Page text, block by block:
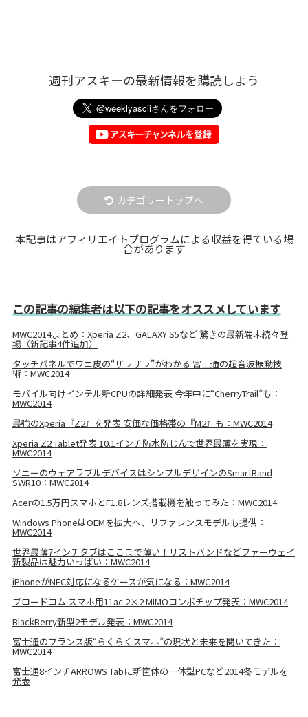
週刊アスキーの最新情報を購読しよう
カテゴリートップへ
本記事はアフィリエイトプログラムによる収益を得ている場
合があります
この記事の編集者は以下の記事をオススメしています
MWC2014まとめ：Xperia Z2、GALAXY S5など 驚きの最新端末続々登
場（新記事4件追加）
タッチパネルでワニ皮の“ザラザラ”がわかる 富士通の超音波振動技
術：MWC2014
モバイル向けインテル新CPUの詳細発表 今年中に“CherryTrail”も：
MWC2014
最強のXperia『Z2』を発表 安価な価格帯の『M2』も：MWC2014
Xperia Z2 Tablet発表 10.1インチ防水防じんで世界最薄を実現：
MWC2014
ソニーのウェアラブルデバイスはシンプルデザインのSmartBand
SWR10：MWC2014
Acerの1.5万円スマホとF1.8レンズ搭載機を触ってみた：MWC2014
Windows PhoneはOEMを拡大へ、リファレンスモデルも提供：
MWC2014
世界最薄7インチタブはここまで薄い！リストバンドなどファーウェイ
新製品は魅力いっぱい：MWC2014
iPhoneがNFC対応になるケースが気になる：MWC2014
ブロードコム スマホ用11ac 2×2 MIMOコンボチップ発表：MWC2014
BlackBerry新型2モデル発表：MWC2014
富士通のフランス版“らくらくスマホ”の現状と未来を聞いてきた：
MWC2014
富士通8インチARROWS Tabに新筐体の一体型PCなど2014冬モデルを
発表